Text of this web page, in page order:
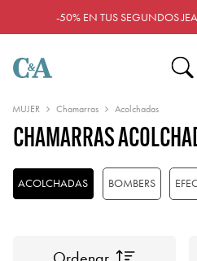
-50% EN TUS SEGUNDOS
MUJER Chamarras Acolchadas
CHAMARRAS
ACOLCHADAS BOMBERS